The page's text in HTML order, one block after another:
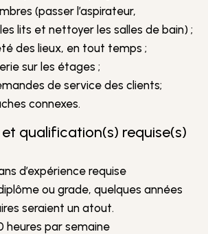
(passer l’aspirateur,
lits et nettoyer les salles de bain) ;
des lieux, en tout temps ;
sur les étages ;
de service des clients;
connexes.
qualification(s) requise(s)
d’expérience requise
ou grade, quelques années
seraient un atout.
heures par semaine